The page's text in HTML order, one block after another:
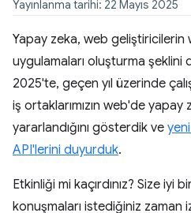
Yayınlanma tarihi: 22 Mayıs 2025
Yapay zeka, web geliştiricilerin
uygulamaları oluşturma
2025'te, geçen yıl üzerinde
iş ortaklarımızın web'de yapay
yararlandığını gösterdik ve
API'lerini duyurduk.
Etkinliği mi kaçırdınız? Size iyi
konuşmaları istediğiniz zaman